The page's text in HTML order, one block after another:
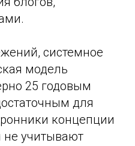
системное
модель
25 годовым
для
концепции
не учитывают